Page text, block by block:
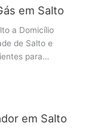
em Salto
a Domicílio
de Salto e
para…
em Salto